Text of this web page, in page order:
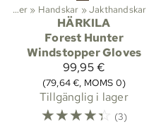
Kläder ‪» Handskar ‪»Jakthandskar
HÄRKILA
Forest Hunter
Windstopper Gloves
99,95 €
(79,64 €, MOMS 0)
Tillgänglig i lager
☆☆☆☆☆ (3)
Aktiviteter‪»Friluftsliv‪» Kläder